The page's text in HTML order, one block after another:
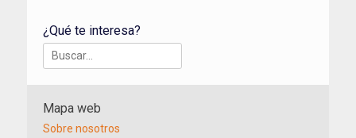
¿Qué te interesa?
Buscar:
Mapa web
Sobre nosotros